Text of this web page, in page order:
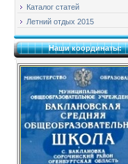
Каталог статей
Летний отдых 2015
Наши координаты: